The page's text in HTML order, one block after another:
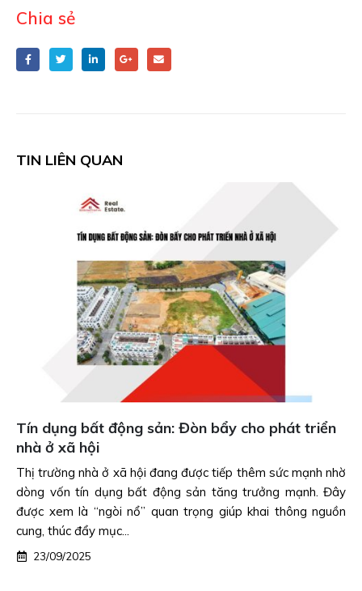
Chia sẻ
TIN LIÊN QUAN
Tín dụng bất động sản: Đòn bẩy cho phát triển
nhà ở xã hội
Thị trường nhà ở xã hội đang được tiếp thêm sức mạnh nhờ
dòng vốn tín dụng bất động sản tăng trưởng mạnh. Đây
được xem là “ngòi nổ” quan trọng giúp khai thông nguồn
cung, thúc đẩy mục...
23/09/2025